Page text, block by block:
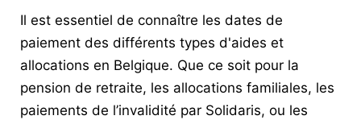
Il est essentiel de connaître les dates de
paiement des différents types d'aides et
allocations en Belgique. Que ce soit pour la
pension de retraite, les allocations familiales, les
paiements de l’invalidité par Solidaris, ou les